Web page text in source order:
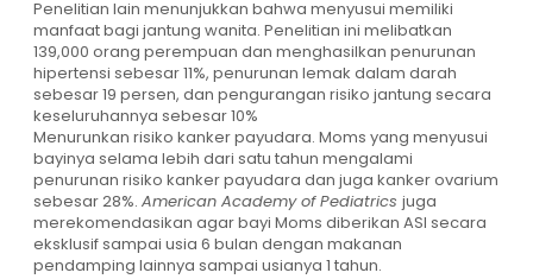
Penelitian lain menunjukkan bahwa menyusui memiliki
manfaat bagi jantung wanita. Penelitian ini melibatkan
139,000 orang perempuan dan menghasilkan penurunan
hipertensi sebesar 11%, penurunan lemak dalam darah
sebesar 19 persen, dan pengurangan risiko jantung secara
keseluruhannya sebesar 10%
Menurunkan risiko kanker payudara. Moms yang menyusui
bayinya selama lebih dari satu tahun mengalami
penurunan risiko kanker payudara dan juga kanker ovarium
sebesar 28%. American Academy of Pediatrics juga
merekomendasikan agar bayi Moms diberikan ASI secara
eksklusif sampai usia 6 bulan dengan makanan
pendamping lainnya sampai usianya 1 tahun.